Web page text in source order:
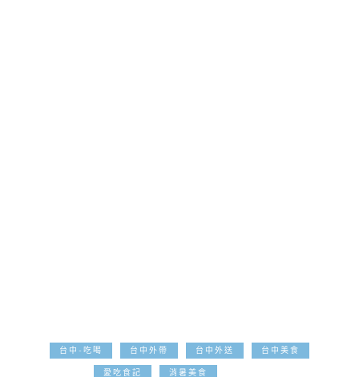
台中-吃喝 台中外帶 台中外送 台中美食
愛吃食記 消暑美食